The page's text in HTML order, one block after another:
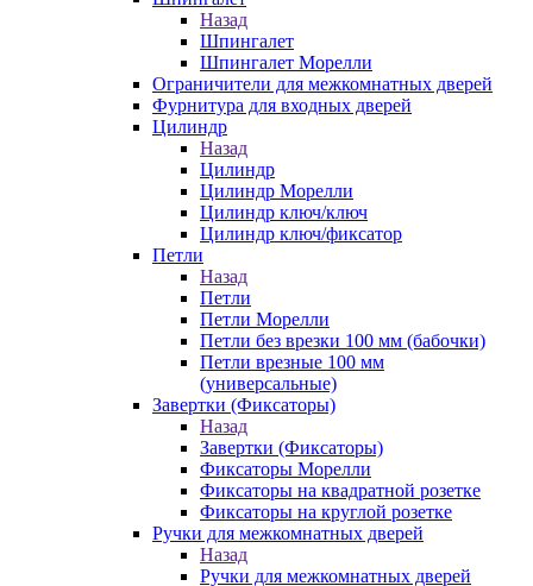
Назад
Шпингалет
Шпингалет Морелли
Ограничители для межкомнатных дверей
Фурнитура для входных дверей
Цилиндр
Назад
Цилиндр
Цилиндр Морелли
Цилиндр ключ/ключ
Цилиндр ключ/фиксатор
Петли
Назад
Петли
Петли Морелли
Петли без врезки 100 мм (бабочки)
Петли врезные 100 мм
(универсальные)
Завертки (Фиксаторы)
Назад
Завертки (Фиксаторы)
Фиксаторы Морелли
Фиксаторы на квадратной розетке
Фиксаторы на круглой розетке
Ручки для межкомнатных дверей
Назад
Ручки для межкомнатных дверей